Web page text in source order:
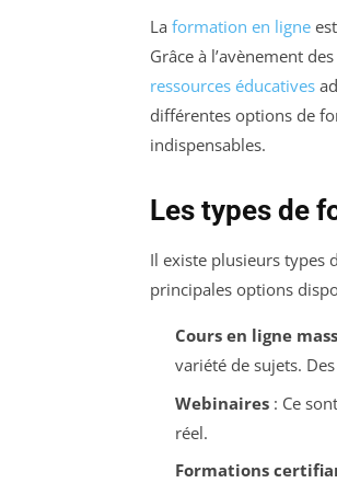
La formation en ligne
Grâce à l’avènement
ressources éducatives
différentes options de
indispensables.
Les types de
Il existe plusieurs types
principales options
Cours en ligne
variété de sujets.
Webinaires: Ce
réel.
Formations